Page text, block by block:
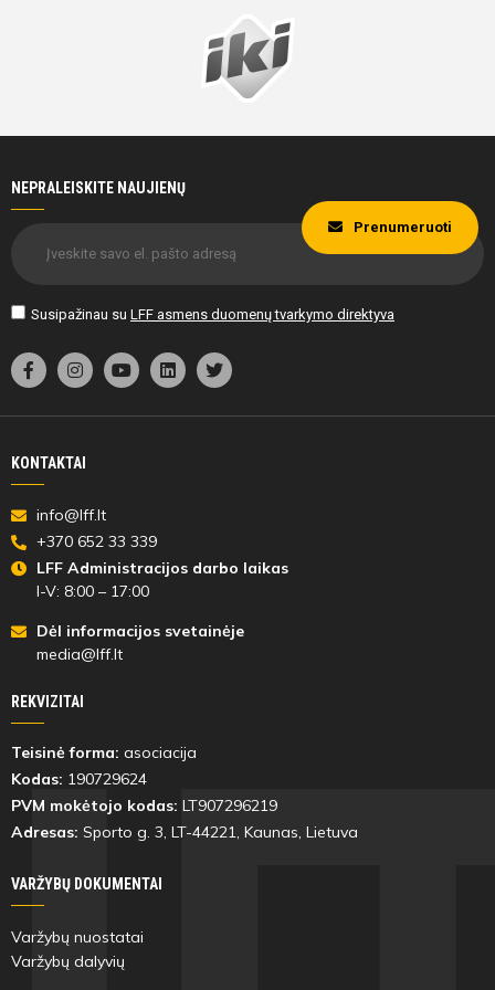
NEPRALEISKITE NAUJIENŲ
Susipažinau su LFF asmens duomenų tvarkymo direktyva
Prenumeruoti
KONTAKTAI
info@lff.lt
+370 652 33 339
LFF Administracijos darbo laikas
I-V: 8:00 – 17:00
Dėl informacijos svetainėje
media@lff.lt
REKVIZITAI
Teisinė forma: asociacija
Kodas: 190729624
PVM mokėtojo kodas: LT907296219
Adresas: Sporto g. 3, LT-44221, Kaunas, Lietuva
VARŽYBŲ DOKUMENTAI
Varžybų nuostatai
Varžybų dalyvių